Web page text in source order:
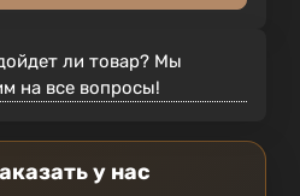
ли товар? Мы
на все вопросы!
у нас